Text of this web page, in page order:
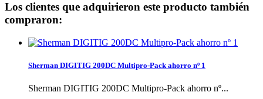
Los clientes que adquirieron este producto también
compraron:
Sherman DIGITIG 200DC Multipro-Pack ahorro nº 1
Sherman DIGITIG 200DC Multipro-Pack ahorro nº...